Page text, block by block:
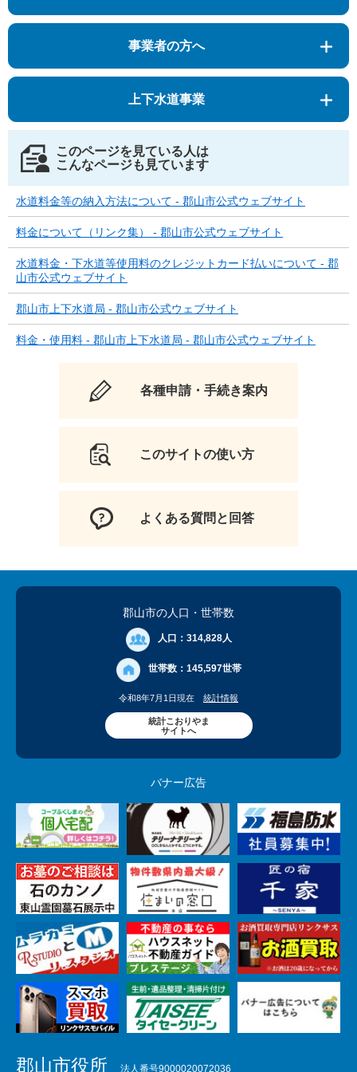
事業者の方へ
上下水道事業
このページを見ている人は
こんなページも見ています
水道料金等の納入方法について - 郡山市公式ウェブサイト
料金について（リンク集） - 郡山市公式ウェブサイト
水道料金・下水道等使用料のクレジットカード払いについて - 郡
山市公式ウェブサイト
郡山市上下水道局 - 郡山市公式ウェブサイト
料金・使用料 - 郡山市上下水道局 - 郡山市公式ウェブサイト
各種申請・手続き案内
このサイトの使い方
よくある質問と回答
郡山市の人口 ・世帯数
人口： 314,828人
世帯数： 145,597世帯
令和8年7月1日現在 統計情報
統計こおりやま
サイトへ
バナー広告
郡山市役所 法人番号9000020072036